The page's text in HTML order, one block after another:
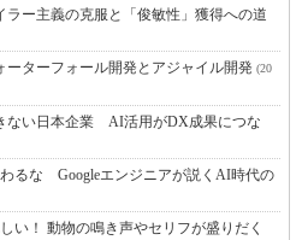
ー主義の克服と「俊敏性」獲得への道
ーターフォール開発とアジャイル開発 (20
ない日本企業 AI活用がDX成果につな
わるな Googleエンジニアが説くAI時代の
い！ 動物の鳴き声やセリフが盛りだく